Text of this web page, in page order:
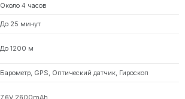
Около 4 часов
До 25 минут
До 1200 м
Барометр, GPS, Оптический датчик, Гироскоп
7.6V 2600mAh